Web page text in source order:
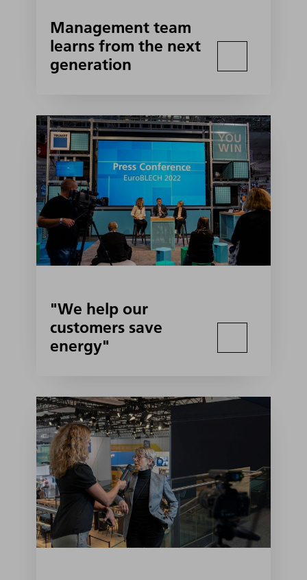
Management team
learns from the next
generation
"We help our
customers save
energy"